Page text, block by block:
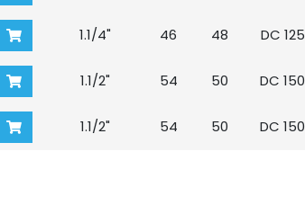
1.1/4" 46 48 DC 125
1.1/2" 54 50 DC 150
1.1/2" 54 50 DC 150